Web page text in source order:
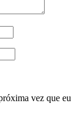
vez que eu